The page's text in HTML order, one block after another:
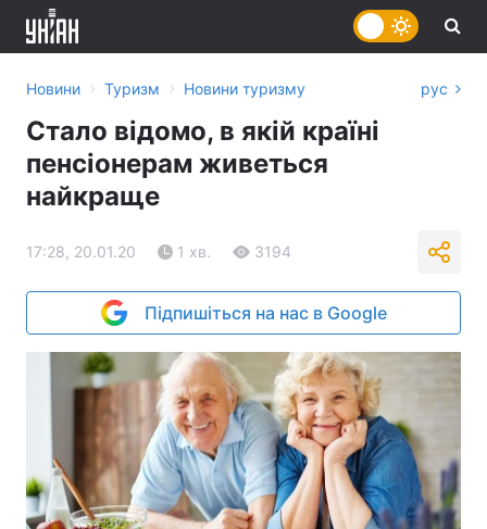
Новини › Туризм › Новини туризму рус
Стало відомо, в якій країні
пенсіонерам живеться
найкраще
17:28, 20.01.20 1 хв. 3194
Підпишіться на нас в Google